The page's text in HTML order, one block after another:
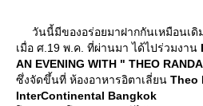
วันนี้มีของอร่อยมาฝากกันเหมือนเดิ
เมื่อ ศ.19 พ.ค. ที่ผ่านมา ได้ไปร่วมงาน
AN EVENING WITH " THEO
ซึ่งจัดขึ้นที่ ห้องอาหารอิตาเลี่ยน Theo
InterContinental Bangkok